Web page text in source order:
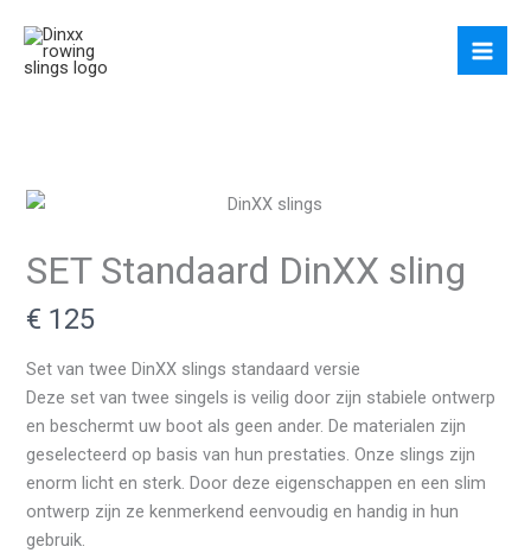
naar
SET Standaard DinXX sling
N
u
€ 125
Set van twee DinXX slings standaard versie
Deze set van twee singels is veilig door zijn stabiele ontwerp
en beschermt uw boot als geen ander. De materialen zijn
geselecteerd op basis van hun prestaties. Onze slings zijn
enorm licht en sterk. Door deze eigenschappen en een slim
ontwerp zijn ze kenmerkend eenvoudig en handig in hun
gebruik.
Write a review
Your rating